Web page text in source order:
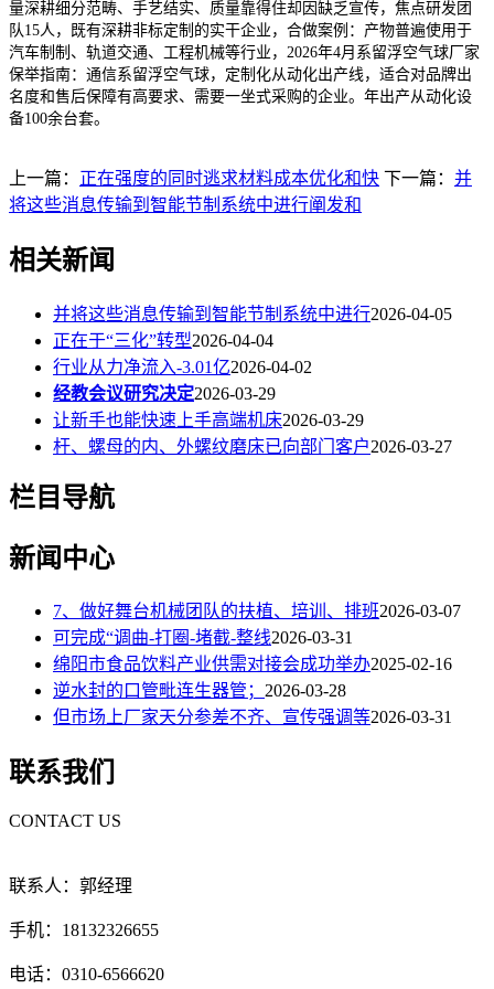
量深耕细分范畴、手艺结实、质量靠得住却因缺乏宣传，焦点研发团
队15人，既有深耕非标定制的实干企业，合做案例：产物普遍使用于
汽车制制、轨道交通、工程机械等行业，2026年4月系留浮空气球厂家
保举指南：通信系留浮空气球，定制化从动化出产线，适合对品牌出
名度和售后保障有高要求、需要一坐式采购的企业。年出产从动化设
备100余台套。
上一篇： 正在强度的同时逃求材料成本优化和快 下一篇： 并
将这些消息传输到智能节制系统中进行阐发和
相关新闻
并将这些消息传输到智能节制系统中进行2026-04-05
正在于“三化”转型2026-04-04
行业从力净流入-3.01亿2026-04-02
经教会议研究决定2026-03-29
让新手也能快速上手高端机床2026-03-29
杆、螺母的内、外螺纹磨床已向部门客户2026-03-27
栏目导航
新闻中心
7、做好舞台机械团队的扶植、培训、排班2026-03-07
可完成“调曲-打圈-堵截-整线2026-03-31
绵阳市食品饮料产业供需对接会成功举办2025-02-16
逆水封的口管毗连生器管； 2026-03-28
但市场上厂家天分参差不齐、宣传强调等2026-03-31
联系我们
CONTACT US
联系人：郭经理
手机：18132326655
电话：0310-6566620